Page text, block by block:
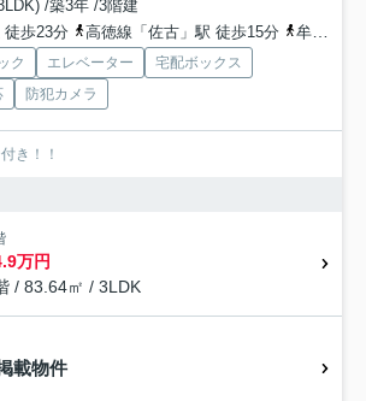
/築3年 /3階建
徒歩23分
高徳線「佐古」駅 徒歩15分 牟岐線「阿波富田」駅 徒歩42分
ク エレベーター
宅配ボックス
防犯カメラ
き！！
万円
/ 83.64㎡ / 3LDK
載物件